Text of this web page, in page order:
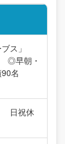
ス」
◎早朝・
名
日祝休